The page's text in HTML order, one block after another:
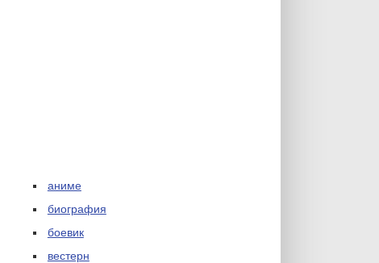
аниме
биография
боевик
вестерн